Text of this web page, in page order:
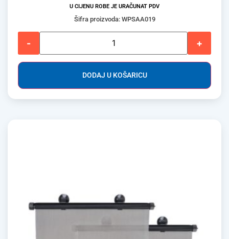
U CIJENU ROBE JE URAČUNAT PDV
Šifra proizvoda: WPSAA019
- +
DODAJ U KOŠARICU